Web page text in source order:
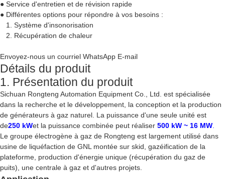
● Service d'entretien et de révision rapide
● Différentes options pour répondre à vos besoins :
1. Système d'insonorisation
2. Récupération de chaleur
Envoyez-nous un courriel WhatsApp E-mail
Détails du produit
1. Présentation du produit
Sichuan Rongteng Automation Equipment Co., Ltd. est spécialisée
dans la recherche et le développement, la conception et la production
de générateurs à gaz naturel. La puissance d'une seule unité est
de250 kWet la puissance combinée peut réaliser 500 kW ~ 16 MW
Le groupe électrogène à gaz de Rongteng est largement utilisé dans
usine de liquéfaction de GNL montée sur skid , gazéification de la
plateforme, production d'énergie unique (récupération du gaz de
puits), une centrale à gaz et d'autres projets.